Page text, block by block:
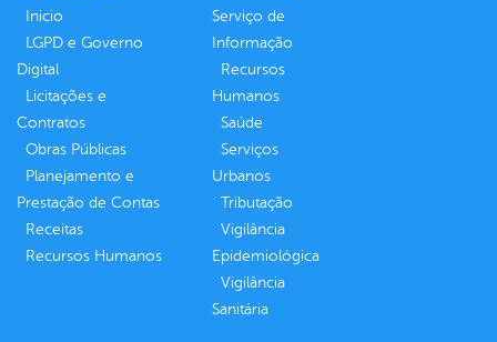
Inicio
LGPD e Governo
Digital
Licitações e
Contratos
Obras Públicas
Planejamento e
Prestação de Contas
Receitas
Recursos Humanos
Serviço de
Informação
Recursos
Humanos
Saúde
Serviços
Urbanos
Tributação
Vigilância
Epidemiológica
Vigilância
Sanitária